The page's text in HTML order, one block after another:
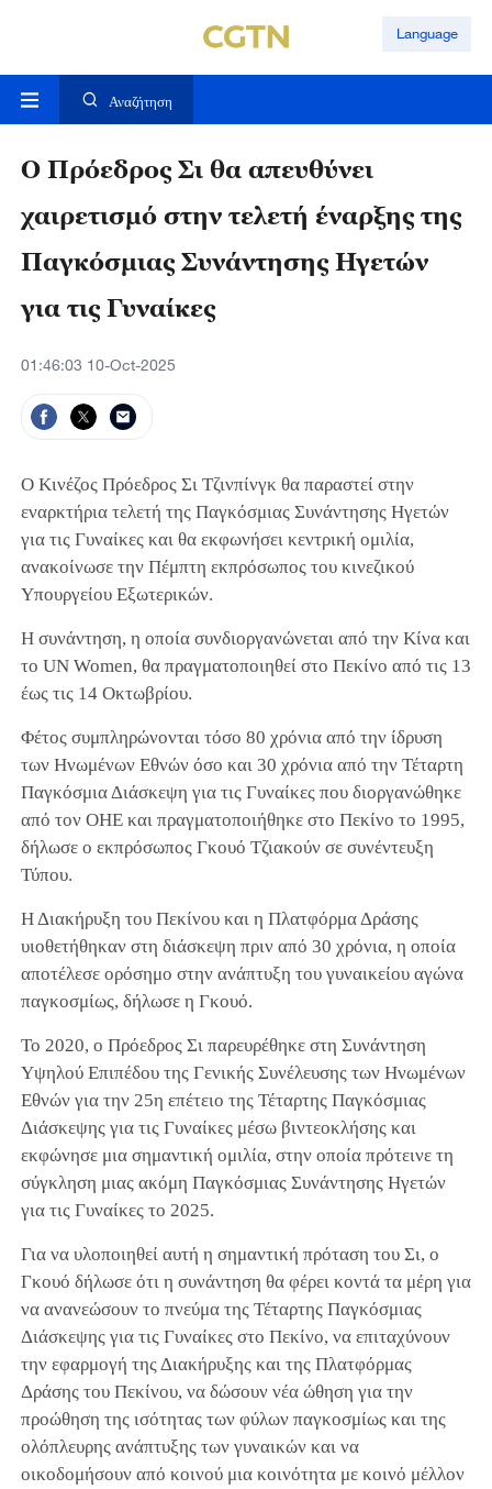
Language
Αναζήτηση
Ο Πρόεδρος Σι θα απευθύνει
χαιρετισμό στην τελετή έναρξης της
Παγκόσμιας Συνάντησης Ηγετών
για τις Γυναίκες
01:46:03 10-Oct-2025
Ο Κινέζος Πρόεδρος Σι Τζινπίνγκ θα παραστεί στην
εναρκτήρια τελετή της Παγκόσμιας Συνάντησης Ηγετών
για τις Γυναίκες και θα εκφωνήσει κεντρική ομιλία,
ανακοίνωσε την Πέμπτη εκπρόσωπος του κινεζικού
Υπουργείου Εξωτερικών.
Η συνάντηση, η οποία συνδιοργανώνεται από την Κίνα και
το UN Women, θα πραγματοποιηθεί στο Πεκίνο από τις 13
έως τις 14 Οκτωβρίου.
Φέτος συμπληρώνονται τόσο 80 χρόνια από την ίδρυση
των Ηνωμένων Εθνών όσο και 30 χρόνια από την Τέταρτη
Παγκόσμια Διάσκεψη για τις Γυναίκες που διοργανώθηκε
από τον ΟΗΕ και πραγματοποιήθηκε στο Πεκίνο το 1995,
δήλωσε ο εκπρόσωπος Γκουό Τζιακούν σε συνέντευξη
Τύπου.
Η Διακήρυξη του Πεκίνου και η Πλατφόρμα Δράσης
υιοθετήθηκαν στη διάσκεψη πριν από 30 χρόνια, η οποία
αποτέλεσε ορόσημο στην ανάπτυξη του γυναικείου αγώνα
παγκοσμίως, δήλωσε η Γκουό.
Το 2020, ο Πρόεδρος Σι παρευρέθηκε στη Συνάντηση
Υψηλού Επιπέδου της Γενικής Συνέλευσης των Ηνωμένων
Εθνών για την 25η επέτειο της Τέταρτης Παγκόσμιας
Διάσκεψης για τις Γυναίκες μέσω βιντεοκλήσης και
εκφώνησε μια σημαντική ομιλία, στην οποία πρότεινε τη
σύγκληση μιας ακόμη Παγκόσμιας Συνάντησης Ηγετών
για τις Γυναίκες το 2025.
Για να υλοποιηθεί αυτή η σημαντική πρόταση του Σι, ο
Γκουό δήλωσε ότι η συνάντηση θα φέρει κοντά τα μέρη για
να ανανεώσουν το πνεύμα της Τέταρτης Παγκόσμιας
Διάσκεψης για τις Γυναίκες στο Πεκίνο, να επιταχύνουν
την εφαρμογή της Διακήρυξης και της Πλατφόρμας
Δράσης του Πεκίνου, να δώσουν νέα ώθηση για την
προώθηση της ισότητας των φύλων παγκοσμίως και της
ολόπλευρης ανάπτυξης των γυναικών και να
οικοδομήσουν από κοινού μια κοινότητα με κοινό μέλλον